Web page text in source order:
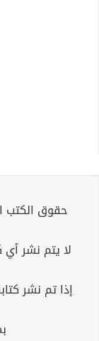
حقوق الكتب
لا يتم نشر
إذا تم نشر